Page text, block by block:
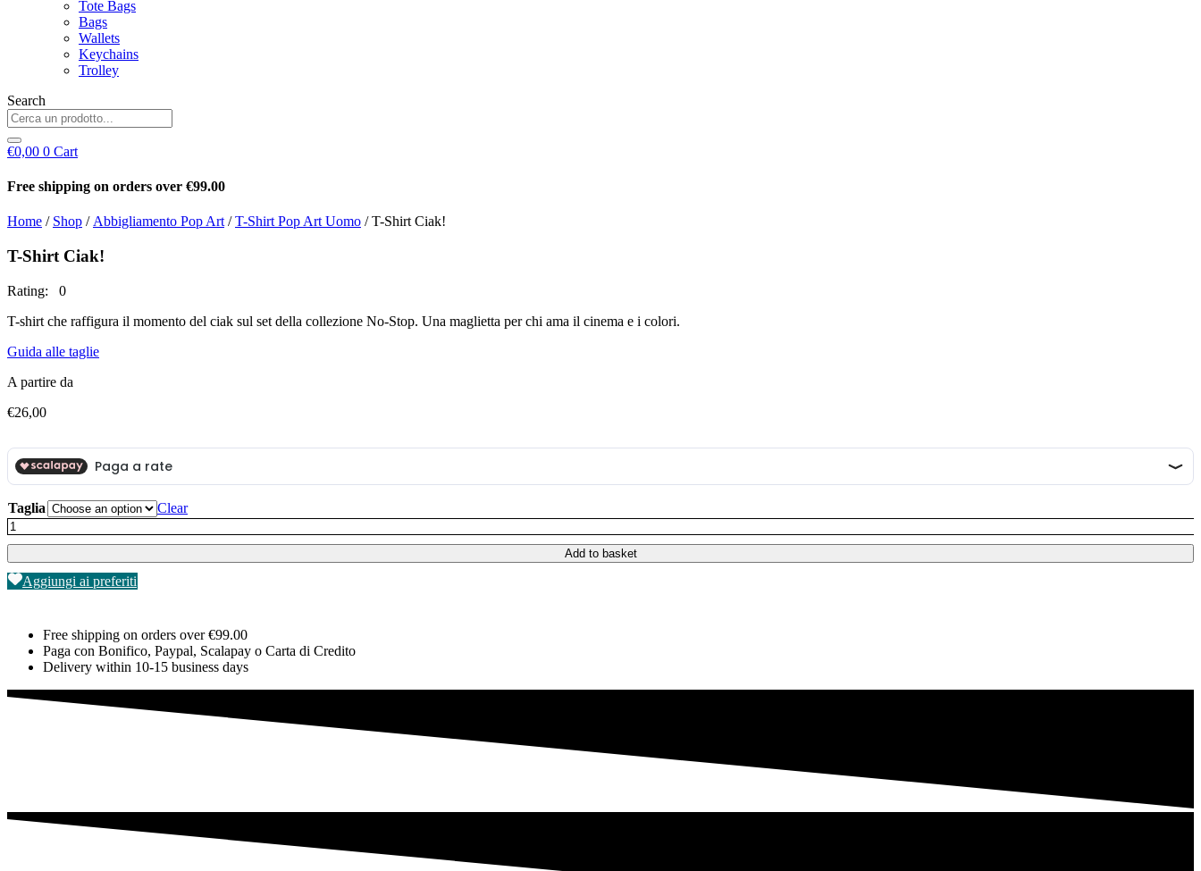
Tote Bags
Bags
Wallets
Keychains
Trolley
Search
€0,00 0 Cart
Free shipping on orders over €99.00
Home / Shop / Abbigliamento Pop Art /T-Shirt Pop Art Uomo / T-Shirt Ciak!
T-Shirt Ciak!
Rating: 0
T-shirt che raffigura il momento del ciak sul set della collezione No-Stop. Una maglietta per chi ama il cinema e i colori.
Guida alle taglie
A partire da
€26,00
Taglia
Clear
T-
Shirt
Ciak!
quantity
Add to basket
Aggiungi ai preferiti
Free shipping on orders over €99.00
Paga con Bonifico, Paypal, Scalapay o Carta di Credito
Delivery within 10-15 business days